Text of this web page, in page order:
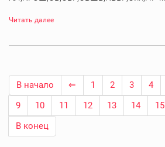
Читать далее
В начало ⇐ 1 2 3 4
9
10 11 12 13 14 15
В конец